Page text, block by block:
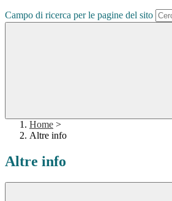
Campo di ricerca per le pagine del sito
Home >
Altre info
Altre info